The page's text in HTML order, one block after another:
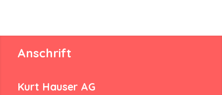
Anschrift
Kurt Hauser AG